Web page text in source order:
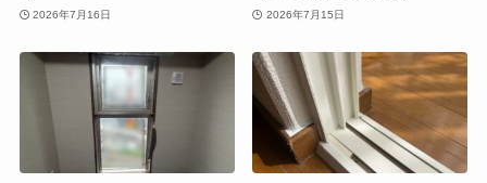
2026年7月16日 2026年7月15日